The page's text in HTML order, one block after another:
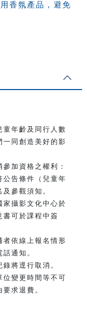
香氛產品，避免
童年齡及同行人數
一同創造美好的影
加資格之權利：
公告條件（兒童年
參觀須知。
家攝影文化中心於
書可於課程中簽
者依線上報名情形
通知。
將逕行取消。
位變更時間等不可
要求退費。